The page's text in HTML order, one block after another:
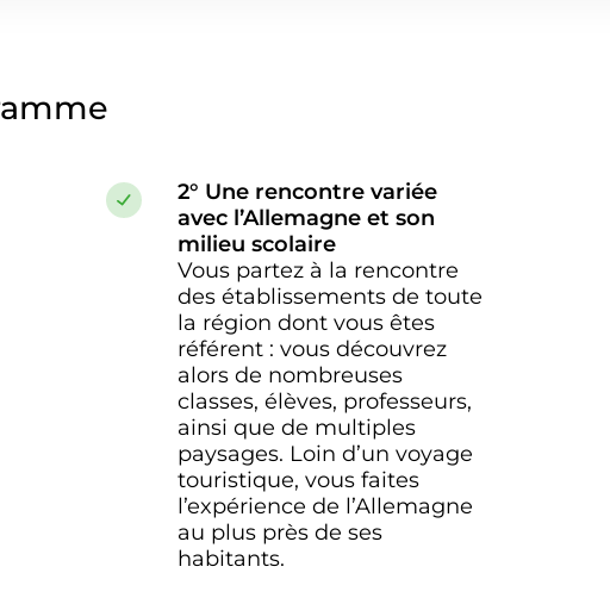
2° Une rencontre variée
avec l’Allemagne et son
milieu scolaire
Vous partez à la rencontre
des établissements de toute
la région dont vous êtes
référent : vous découvrez
alors de nombreuses
classes, élèves, professeurs,
ainsi que de multiples
paysages. Loin d’un voyage
touristique, vous faites
l’expérience de l’Allemagne
au plus près de ses
habitants.